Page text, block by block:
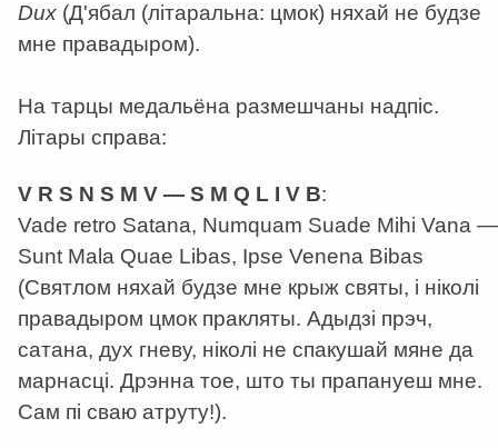
Dux (Д'ябал (літаральна: цмок) няхай не будзе
мне правадыром).
На тарцы медальёна размешчаны надпіс.
Літары справа:
V R S N S M V — S M Q L І V B:
Vade retro Satana, Numquam Suade Mihi Vana —
Sunt Mala Quae Libas, Ipse Venena Bibas
(Святлом няхай будзе мне крыж святы, і ніколі
правадыром цмок пракляты. Адыдзі прэч,
сатана, дух гневу, ніколі не спакушай мяне да
марнасці. Дрэнна тое, што ты прапануеш мне.
Сам пі сваю атруту!).